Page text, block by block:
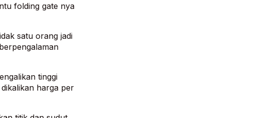
folding gate nya
satu orang jadi
tinggi
harga per